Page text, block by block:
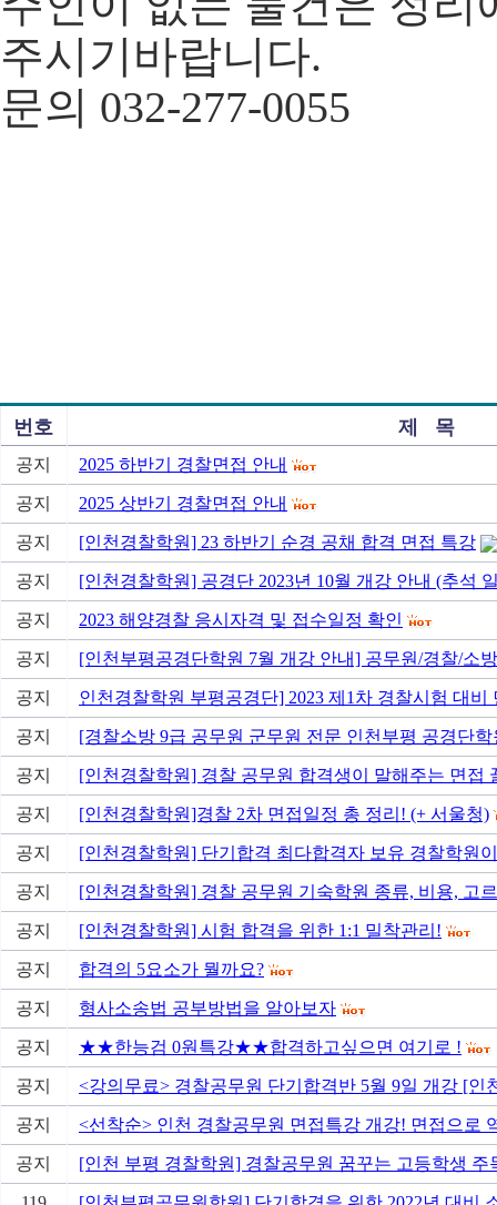
주시기바랍니다.
문의 032-277-0055
번호 제 목
공지 2025 하반기 경찰면접 안내
공지 2025 상반기 경찰면접 안내
공지 [인천경찰학원] 23 하반기 순경 공채 합격 면접 특강
공지 [인천경찰학원] 공경단 2023년 10월 개강 안내 (추석
공지 2023 해양경찰 응시자격 및 접수일정 확인
공지 [인천부평공경단학원 7월 개강 안내] 공무원/경찰/소
공지 인천경찰학원 부평공경단] 2023 제1차 경찰시험 대비
공지 [경찰소방 9급 공무원 군무원 전문 인천부평 공경단
공지 [인천경찰학원] 경찰 공무원 합격생이 말해주는 면접
공지 [인천경찰학원]경찰 2차 면접일정 총 정리! (+ 서울청)
공지 [인천경찰학원] 단기합격 최다합격자 보유 경찰학원
공지 [인천경찰학원] 경찰 공무원 기숙학원 종류, 비용, 고
공지 [인천경찰학원] 시험 합격을 위한 1:1 밀착관리!
공지 합격의 5요소가 뭘까요?
공지 형사소송법 공부방법을 알아보자
공지 ★★한능검 0원특강★★합격하고싶으면 여기로 !
공지 <강의무료> 경찰공무원 단기합격반 5월 9일 개강 [인
공지 <선착순> 인천 경찰공무원 면접특강 개강! 면접으로
공지 [인천 부평 경찰학원] 경찰공무원 꿈꾸는 고등학생 주